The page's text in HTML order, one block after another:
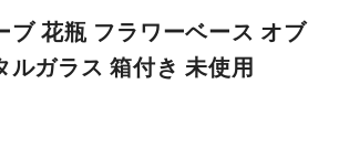
ブ 花瓶 フラワーベース オブ
ルガラス 箱付き 未使用